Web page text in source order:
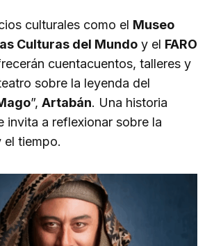
culturales como el Museo
Culturas del Mundo y el FARO
cuentacuentos, talleres y
sobre la leyenda del
”, Artabán. Una historia
invita a reflexionar sobre la
el tiempo.